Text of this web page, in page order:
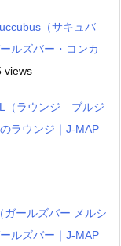
（サキュバ
ルズバー・コンカ
views
（ラウンジ ブルジ
ラウンジ｜J-MAP
ガールズバー メルシ
ルズバー｜J-MAP